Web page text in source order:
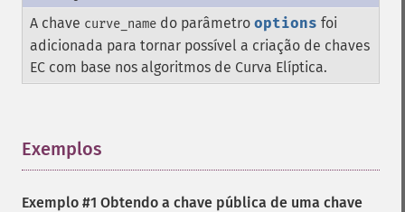
A chave curve_name do parâmetro options foi
adicionada para tornar possível a criação de chaves
EC com base nos algoritmos de Curva Elíptica.
Exemplos
Exemplo #1 Obtendo a chave pública de uma chave